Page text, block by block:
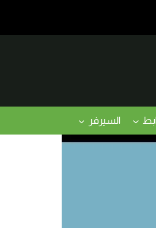
السيرفر